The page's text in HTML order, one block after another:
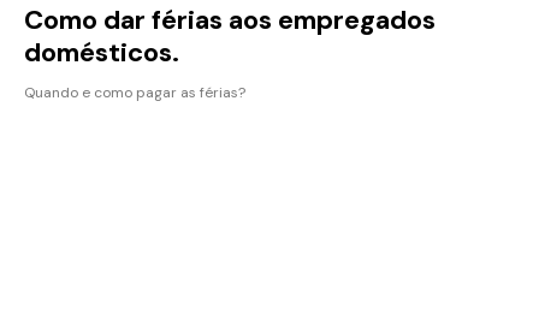
Como dar férias aos empregados
domésticos.
Quando e como pagar as férias?